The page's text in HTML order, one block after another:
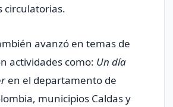
circulatorias.
avanzó en temas de
actividades como: Un día
en el departamento de
municipios Caldas y